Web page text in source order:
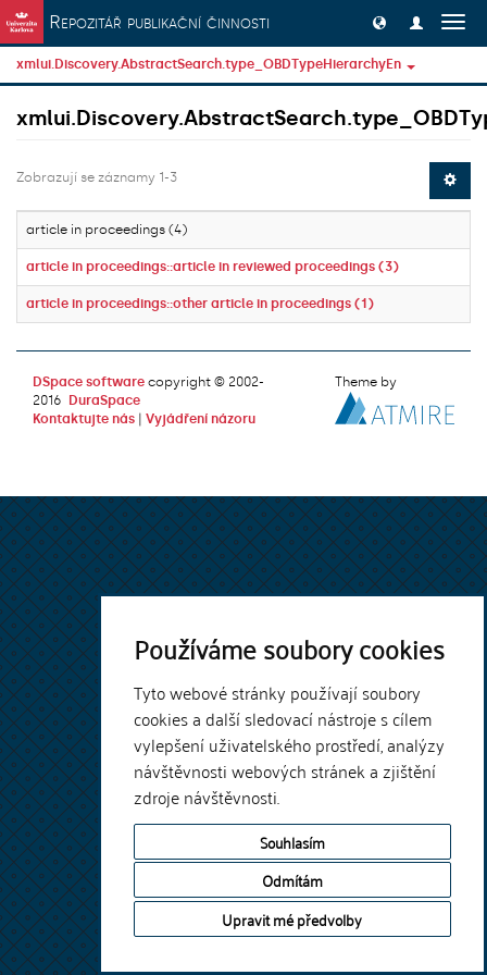
Používáme soubory cookies
Tyto webové stránky používají soubory
cookies a další sledovací nástroje s cílem
vylepšení uživatelského prostředí, analýzy
návštěvnosti webových stránek a zjištění
zdroje návštěvnosti.
Souhlasím
Odmítám
Upravit mé předvolby
Přeskočit na obsah
Repozitář publikační činnosti
xmlui.Discovery.AbstractSearch.type_OBDTypeHierarchyEn
Zobrazují se záznamy 1-3
article in proceedings (4)
article in proceedings::article in reviewed proceedings (3)
article in proceedings::other article in proceedings (1)
DSpace software copyright © 2002-
2016
DuraSpace
Kontaktujte nás
Vyjádření názoru
Theme by